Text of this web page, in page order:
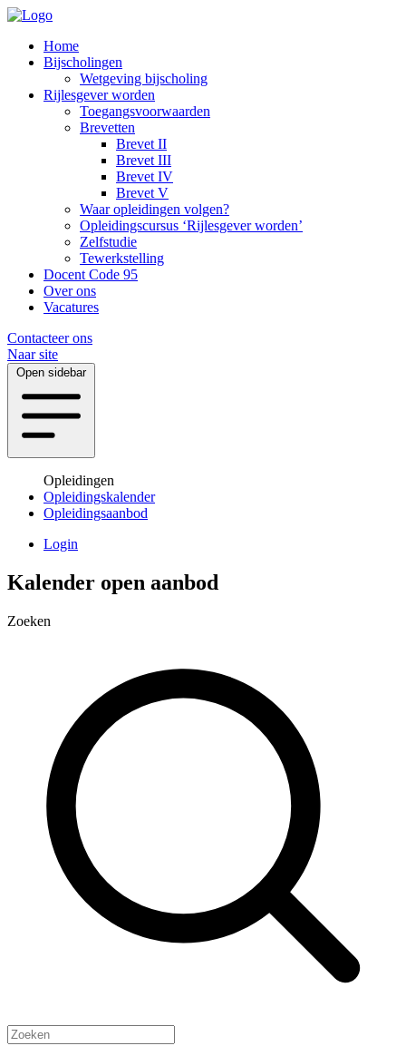
Home
Bijscholingen
Wetgeving bijscholing
Rijlesgever worden
Toegangsvoorwaarden
Brevetten
Brevet II
Brevet III
Brevet IV
Brevet V
Waar opleidingen volgen?
Opleidingscursus ‘Rijlesgever worden’
Zelfstudie
Tewerkstelling
Docent Code 95
Over ons
Vacatures
Contacteer ons
Naar site
Open sidebar
Opleidingen
Opleidingskalender
Opleidingsaanbod
Login
Kalender open aanbod
Zoeken